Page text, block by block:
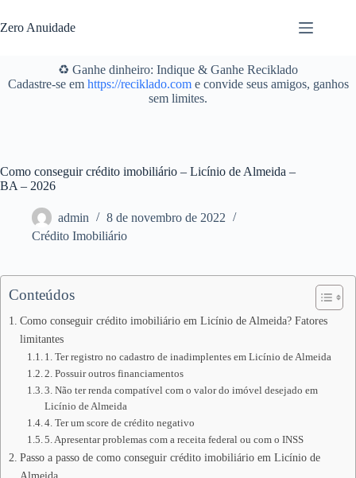
para
o
Zero Anuidade
♻️ Ganhe dinheiro: Indique & Ganhe Reciklado
Cadastre-se em https://reciklado.come convide seus amigos, ganhos
sem limites.
Como conseguir crédito imobiliário – Licínio de Almeida –
BA – 2026
admin
8 de novembro de 2022
Crédito Imobiliário
Conteúdos
Como conseguir crédito imobiliário em Licínio de Almeida? Fatores
limitantes
1. Ter registro no cadastro de inadimplentes em Licínio de Almeida
2. Possuir outros financiamentos
3. Não ter renda compatível com o valor do imóvel desejado em
Licínio de Almeida
4. Ter um score de crédito negativo
5. Apresentar problemas com a receita federal ou com o INSS
Passo a passo de como conseguir crédito imobiliário em Licínio de